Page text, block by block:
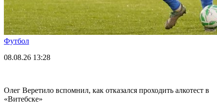
Футбол
08.08.26 13:28
Олег Веретило вспомнил, как отказался проходить алкотест в
«Витебске»